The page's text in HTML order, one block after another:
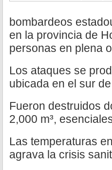
bombardeos
en la provincia de
personas en plena
Los ataques se
ubicada en el sur
Fueron destruidos
2,000 m³,
Las temperaturas
agrava la crisis